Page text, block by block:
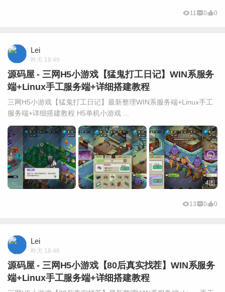
11 0 0
Lei
昨天 18:49
源码屋 - 三网H5小游戏【猛鬼打工日记】WIN系服务
端+Linux手工服务端+详细搭建教程
三网H5小游戏【猛鬼打工日记】最新整理WIN系服务端+Linux手工
服务端+详细搭建教程 H5单机小游戏 ...
4图
13 0 0
Lei
昨天 18:46
源码屋 - 三网H5小游戏【80后真实找茬】WIN系服务
端+Linux手工服务端+详细搭建教程